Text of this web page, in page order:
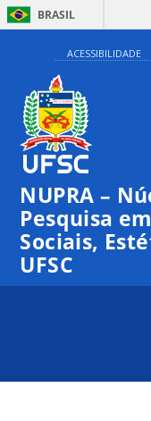
BRASIL
ACESSIBILIDADE
NUPRA –
Pesquisa
Sociais,
UFSC